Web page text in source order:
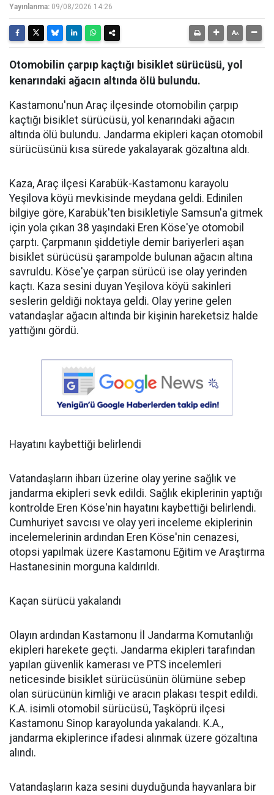
Yayınlanma: 09/08/2026 14:26
Otomobilin çarpıp kaçtığı bisiklet sürücüsü, yol
kenarındaki ağacın altında ölü bulundu.
Kastamonu'nun Araç ilçesinde otomobilin çarpıp
kaçtığı bisiklet sürücüsü, yol kenarındaki ağacın
altında ölü bulundu. Jandarma ekipleri kaçan otomobil
sürücüsünü kısa sürede yakalayarak gözaltına aldı.
Kaza, Araç ilçesi Karabük-Kastamonu karayolu
Yeşilova köyü mevkisinde meydana geldi. Edinilen
bilgiye göre, Karabük'ten bisikletiyle Samsun'a gitmek
için yola çıkan 38 yaşındaki Eren Köse'ye otomobil
çarptı. Çarpmanın şiddetiyle demir bariyerleri aşan
bisiklet sürücüsü şarampolde bulunan ağacın altına
savruldu. Köse'ye çarpan sürücü ise olay yerinden
kaçtı. Kaza sesini duyan Yeşilova köyü sakinleri
seslerin geldiği noktaya geldi. Olay yerine gelen
vatandaşlar ağacın altında bir kişinin hareketsiz halde
yattığını gördü.
Hayatını kaybettiği belirlendi
Vatandaşların ihbarı üzerine olay yerine sağlık ve
jandarma ekipleri sevk edildi. Sağlık ekiplerinin yaptığı
kontrolde Eren Köse'nin hayatını kaybettiği belirlendi.
Cumhuriyet savcısı ve olay yeri inceleme ekiplerinin
incelemelerinin ardından Eren Köse'nin cenazesi,
otopsi yapılmak üzere Kastamonu Eğitim ve Araştırma
Hastanesinin morguna kaldırıldı.
Kaçan sürücü yakalandı
Olayın ardından Kastamonu İl Jandarma Komutanlığı
ekipleri harekete geçti. Jandarma ekipleri tarafından
yapılan güvenlik kamerası ve PTS incelemleri
neticesinde bisiklet sürücüsünün ölümüne sebep
olan sürücünün kimliği ve aracın plakası tespit edildi.
K.A. isimli otomobil sürücüsü, Taşköprü ilçesi
Kastamonu Sinop karayolunda yakalandı. K.A.,
jandarma ekiplerince ifadesi alınmak üzere gözaltına
alındı.
Vatandaşların kaza sesini duyduğunda hayvanlara bir